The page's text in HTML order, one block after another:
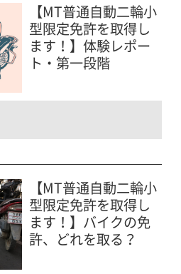
【MT普通自動二輪小
型限定免許を取得し
ます！】体験レポー
ト・第一段階
【MT普通自動二輪小
型限定免許を取得し
ます！】バイクの免
許、どれを取る？